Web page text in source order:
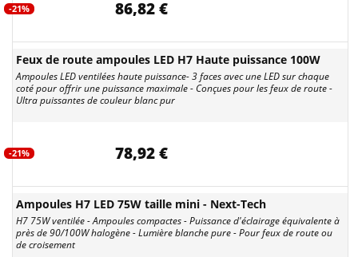
-21% 86,82 €
Feux de route ampoules LED H7 Haute puissance 100W
Ampoules LED ventilées haute puissance- 3 faces avec une LED sur chaque
coté pour offrir une puissance maximale - Conçues pour les feux de route -
Ultra puissantes de couleur blanc pur
-21% 78,92 €
Ampoules H7 LED 75W taille mini - Next-Tech
H7 75W ventilée - Ampoules compactes - Puissance d'éclairage équivalente à
près de 90/100W halogène - Lumière blanche pure - Pour feux de route ou
de croisement